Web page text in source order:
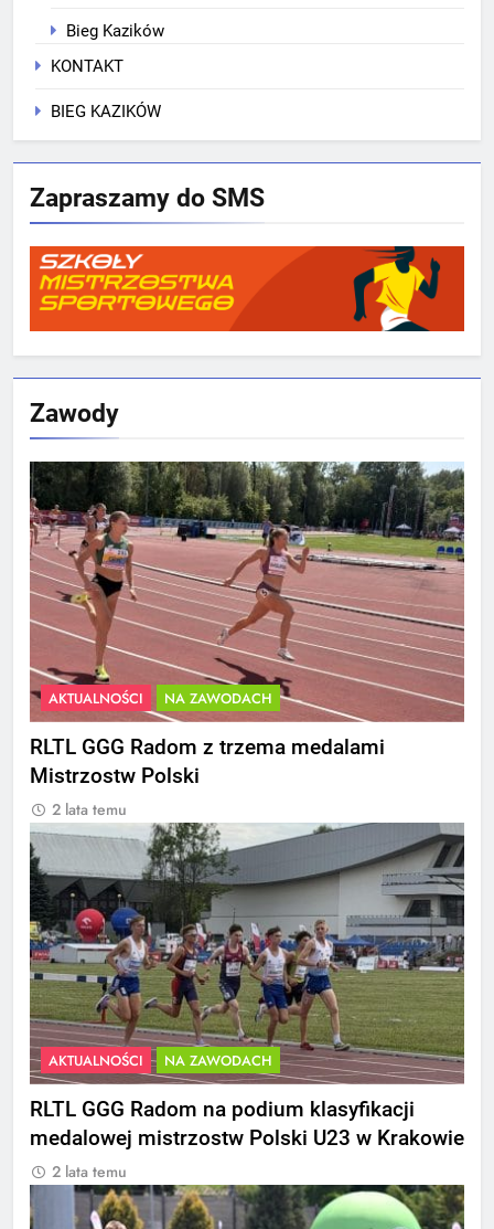
Bieg Kazików
KONTAKT
BIEG KAZIKÓW
Zapraszamy do SMS
Zawody
AKTUALNOŚCI NA ZAWODACH
RLTL GGG Radom z trzema medalami
Mistrzostw Polski
2 lata temu
AKTUALNOŚCI NA ZAWODACH
RLTL GGG Radom na podium klasyfikacji
medalowej mistrzostw Polski U23 w Krakowie
2 lata temu